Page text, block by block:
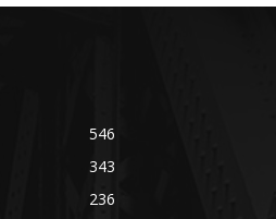
546
343
236